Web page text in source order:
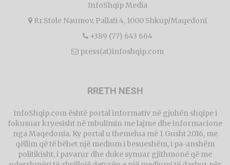
InfoShqip Media
Rr.Stole Naumov, Pallati 4, 1000 Shkup/Maqedoni
+389 (77) 643 664
press(at)infoshqip.com
RRETH NESH
InfoShqip.com është portal informativ në gjuhën shqipe i
fokusuar kryesisht në mbulimin me lajme dhe informacione
nga Maqedonia. Ky portal u themelua më 1 Gusht 2016, me
qëllim që të bëhet një medium i besueshëm, i pa-anshëm
politikisht, i pavarur dhe duke synuar gjithmonë që me